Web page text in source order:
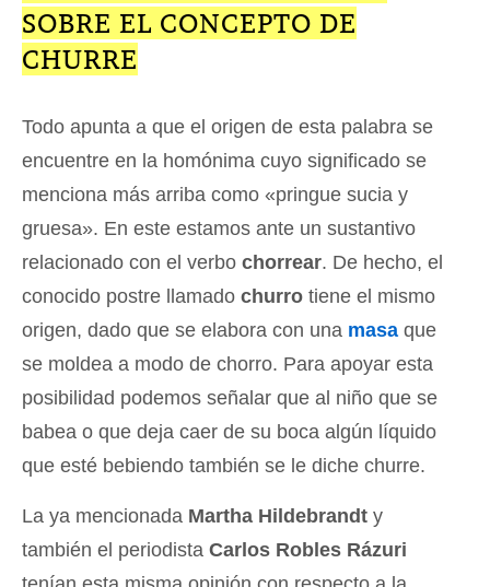
SOBRE EL CONCEPTO DE
CHURRE
Todo apunta a que el origen de esta palabra se
encuentre en la homónima cuyo significado se
menciona más arriba como «pringue sucia y
gruesa». En este estamos ante un sustantivo
relacionado con el verbo chorrear. De hecho, el
conocido postre llamado churro tiene el mismo
origen, dado que se elabora con una masa que
se moldea a modo de chorro. Para apoyar esta
posibilidad podemos señalar que al niño que se
babea o que deja caer de su boca algún líquido
que esté bebiendo también se le diche churre.
La ya mencionada Martha Hildebrandt y
también el periodista Carlos Robles Rázuri